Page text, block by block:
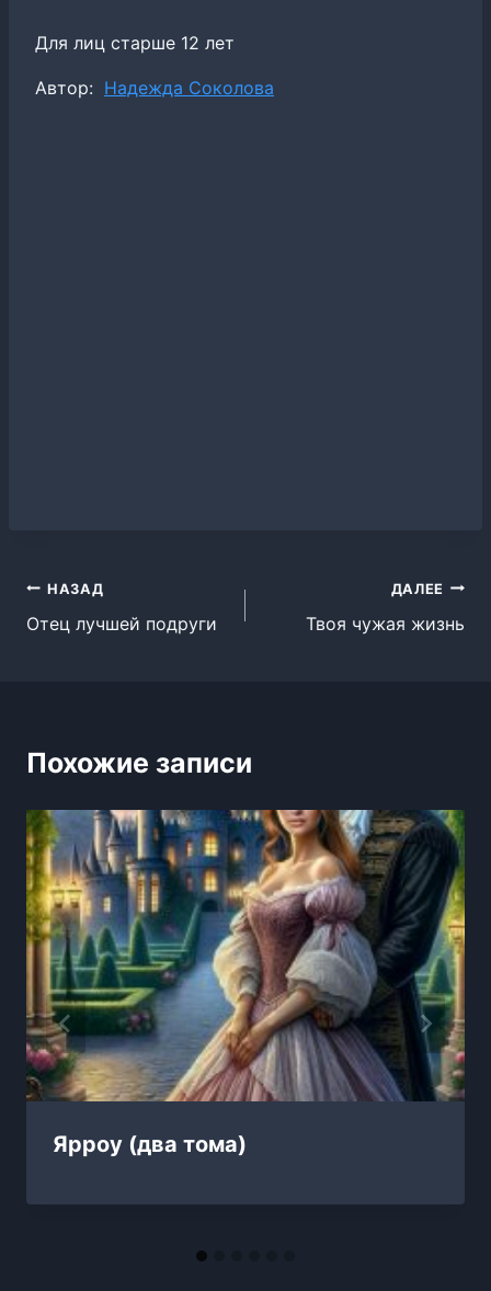
Для лиц старше 12 лет
Метки
Автор: Надежда Соколова
Навигация
по
НАЗАД
Отец лучшей подруги
ДАЛЕЕ
Твоя чужая жизнь
Похожие записи
Ярроу (два тома)